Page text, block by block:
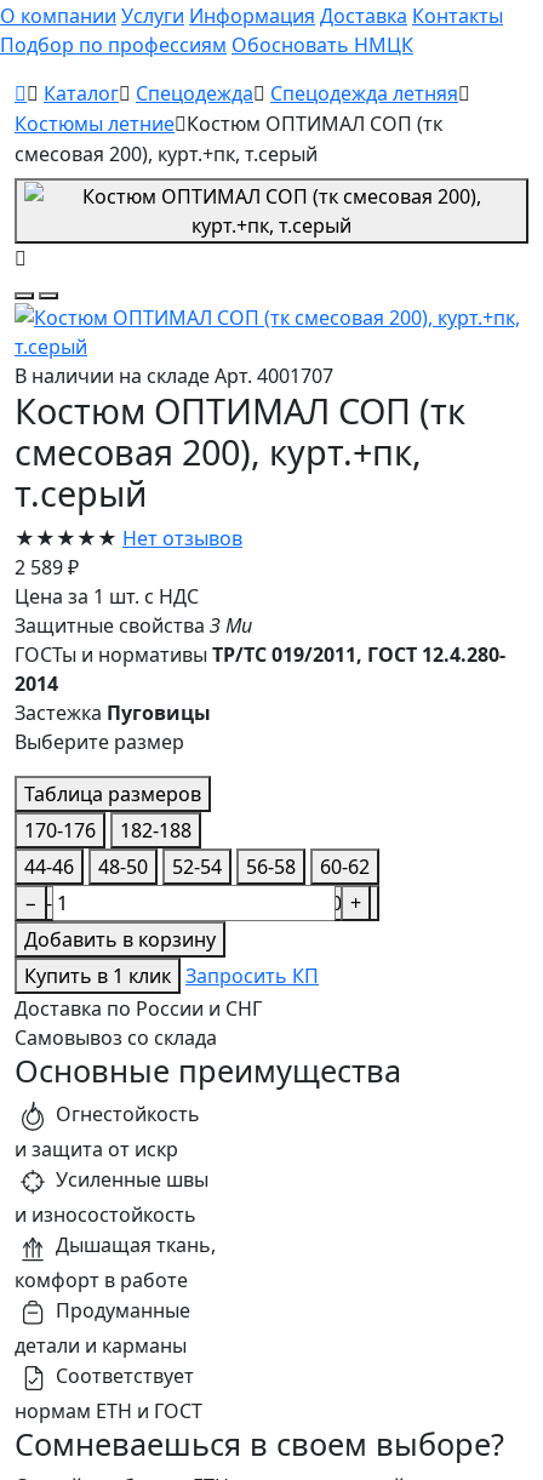
О компании Услуги Информация Доставка Контакты
Подбор по профессиям Обосновать НМЦК
Каталог
Спецодежда
Спецодежда летняя
Костюмы летние Костюм ОПТИМАЛ СОП (тк
смесовая 200), курт.+пк, т.серый
В наличии на складеАрт. 4001707
Костюм ОПТИМАЛ СОП (тк
смесовая 200), курт.+пк,
т.серый
★★★★★ Нет отзывов
2 589 ₽
Цена за 1 шт. с НДС
Защитные свойства ЗМи
ГОСТы и нормативы ТР/ТС 019/2011, ГОСТ 12.4.280-
2014
Застежка Пуговицы
Выберите размер
Таблица размеров
170-176
182-188
44-46
48-50 52-54 56-58
60-62
44-46
60-62
−
+
Добавить в корзину
Купить в 1 клик Запросить КП
Доставка по России и СНГ
Самовывоз со склада
Основные преимущества
Огнестойкость
и защита от искр
Усиленные швы
и износостойкость
Дышащая ткань,
комфорт в работе
Продуманные
детали и карманы
Соответствует
нормам ЕТН и ГОСТ
Сомневаешься в своем выборе?